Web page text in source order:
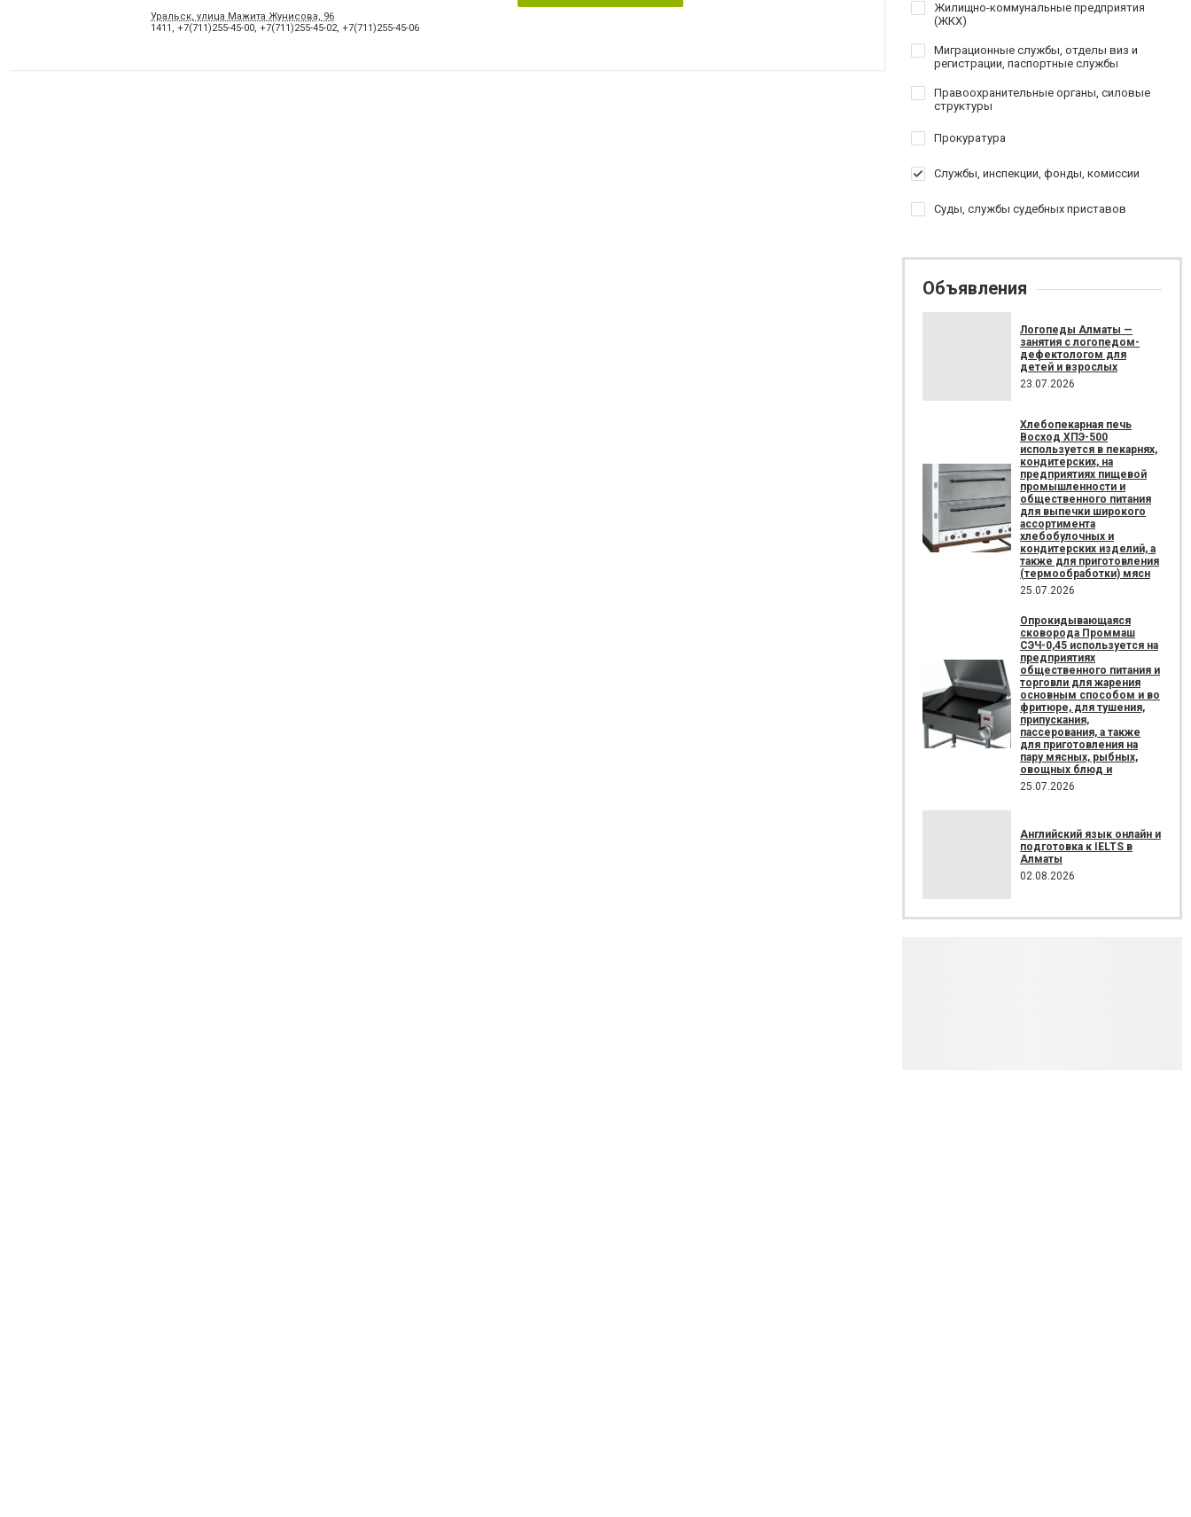
Уральск, улица Мажита Жунисова, 96
1411 , +7(711)255-45-00, +7(711)255-45-02, +7(711)255-45-06
Жилищно-коммунальные предприятия
(ЖКХ)
Миграционные службы, отделы виз и
регистрации, паспортные службы
Правоохранительные органы, силовые
структуры
Прокуратура
Службы, инспекции, фонды, комиссии
Суды, службы судебных приставов
Объявления
Логопеды Алматы —
занятия с логопедом-
дефектологом для
детей и взрослых
23.07.2026
Хлебопекарная печь
Восход ХПЭ-500
используется в пекарнях,
кондитерских, на
предприятиях пищевой
промышленности и
общественного питания
для выпечки широкого
ассортимента
хлебобулочных и
кондитерских изделий, а
также для приготовления
(термообработки) мясн
25.07.2026
Опрокидывающаяся
сковорода Проммаш
СЭЧ-0,45 используется на
предприятиях
общественного питания и
торговли для жарения
основным способом и во
фритюре, для тушения,
припускания,
пассерования, а также
для приготовления на
пару мясных, рыбных,
овощных блюд и
25.07.2026
Английский язык онлайн и
подготовка к IELTS в
Алматы
02.08.2026